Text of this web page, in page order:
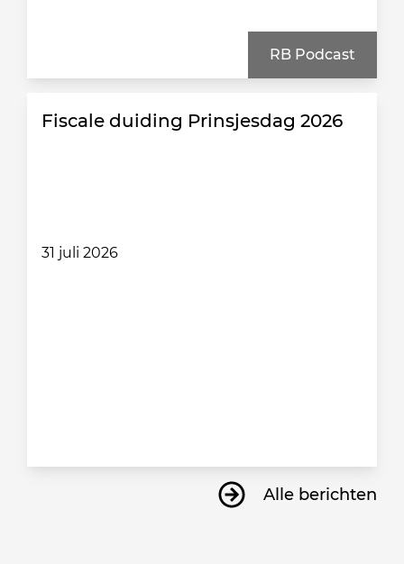
RB Podcast
Fiscale duiding Prinsjesdag 2026
31 juli 2026
Alle berichten